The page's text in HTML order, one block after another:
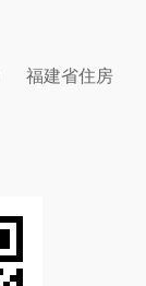
福建省住房